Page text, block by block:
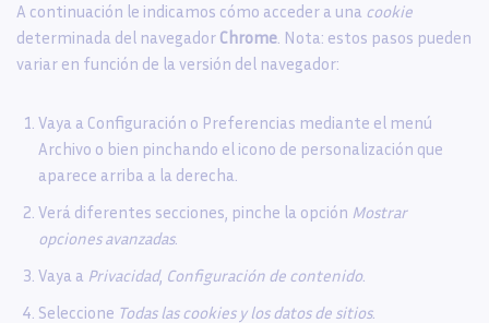
A continuación le indicamos cómo acceder a una cookie
determinada del navegador Chrome . Nota: estos pasos pueden
variar en función de la versión del navegador:
Vaya a Configuración o Preferencias mediante el menú
Archivo o bien pinchando el icono de personalización que
aparece arriba a la derecha.
Verá diferentes secciones, pinche la opción Mostrar
opciones avanzadas.
Vaya a Privacidad, Configuración de contenido.
Seleccione Todas lascookiesy los datos de sitios.